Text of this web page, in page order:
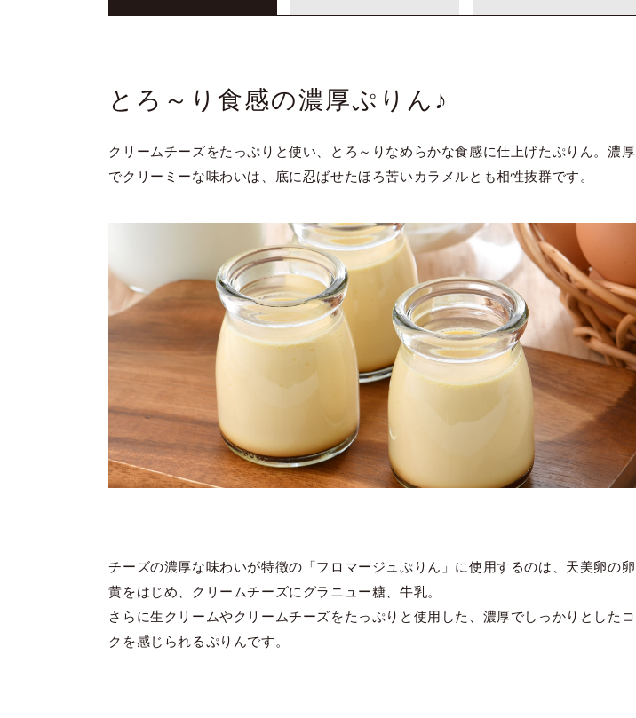
とろ～り食感の濃厚ぷりん♪
クリームチーズをたっぷりと使い、とろ～りなめらかな食感に仕上げたぷりん。濃厚
でクリーミーな味わいは、底に忍ばせたほろ苦いカラメルとも相性抜群です。
チーズの濃厚な味わいが特徴の「フロマージュぷりん」に使用するのは、天美卵の卵
黄をはじめ、クリームチーズにグラニュー糖、牛乳。
さらに生クリームやクリームチーズをたっぷりと使用した、濃厚でしっかりとしたコ
クを感じられるぷりんです。